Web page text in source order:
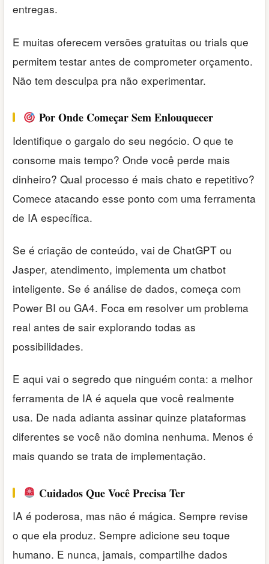
entregas.
E muitas oferecem versões gratuitas ou trials que
permitem testar antes de comprometer orçamento.
Não tem desculpa pra não experimentar.
Por Onde Começar Sem Enlouquecer
Identifique o gargalo do seu negócio. O que te
consome mais tempo? Onde você perde mais
dinheiro? Qual processo é mais chato e repetitivo?
Comece atacando esse ponto com uma ferramenta
de IA específica.
Se é criação de conteúdo, vai de ChatGPT ou
Jasper, atendimento, implementa um chatbot
inteligente. Se é análise de dados, começa com
Power BI ou GA4. Foca em resolver um problema
real antes de sair explorando todas as
possibilidades.
E aqui vai o segredo que ninguém conta: a melhor
ferramenta de IA é aquela que você realmente
usa. De nada adianta assinar quinze plataformas
diferentes se você não domina nenhuma. Menos é
mais quando se trata de implementação.
Cuidados Que Você Precisa Ter
IA é poderosa, mas não é mágica. Sempre revise
o que ela produz. Sempre adicione seu toque
humano. E nunca, jamais, compartilhe dados